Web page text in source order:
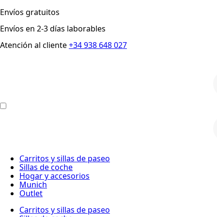
Envíos gratuitos
Envíos en 2-3 días laborables
Atención al cliente+34 938 648 027
Carritos y sillas de paseo
Sillas de coche
Hogar y accesorios
Munich
Outlet
Carritos y sillas de paseo